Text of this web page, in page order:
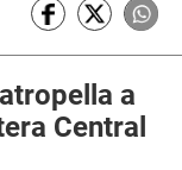
a
Central